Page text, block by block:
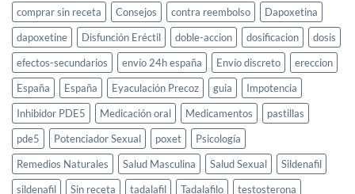
comprar sin receta
Consejos contra reembolso
Dapoxetina
dapoxetine
Disfunción Eréctil doble-accion dosificacion
dosis
efectos-secundarios
envío 24h españa Envío discreto
ereccion
España
España Eyaculación Precoz guia
Impotencia
Inhibidor PDE5
Medicación oral Medicamentos
pastillas
pde5
Potenciador Sexual poxet
Psicología
Remedios Naturales
Salud Masculina Salud Sexual
Sildenafil
sildenafil
Sin receta tadalafil Tadalafilo
testosterona